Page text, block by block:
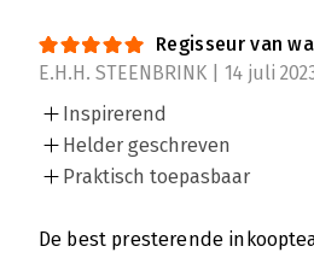
Regisseur van
E.H.H. STEENBRINK | 14 juli
Inspirerend
Helder geschreven
Praktisch toepasbaar
De best presterende